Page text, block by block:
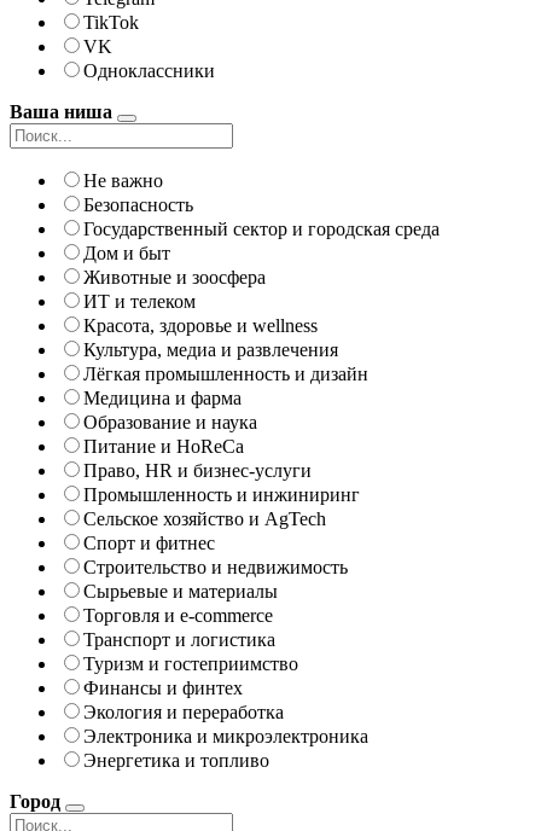
TikTok
VK
Одноклассники
Ваша ниша
Не важно
Безопасность
Государственный сектор и городская среда
Дом и быт
Животные и зоосфера
ИТ и телеком
Красота, здоровье и wellness
Культура, медиа и развлечения
Лёгкая промышленность и дизайн
Медицина и фарма
Образование и наука
Питание и HoReCa
Право, HR и бизнес-услуги
Промышленность и инжиниринг
Сельское хозяйство и AgTech
Спорт и фитнес
Строительство и недвижимость
Сырьевые и материалы
Торговля и e-commerce
Транспорт и логистика
Туризм и гостеприимство
Финансы и финтех
Экология и переработка
Электроника и микроэлектроника
Энергетика и топливо
Город